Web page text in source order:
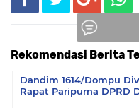
Rekomendasi Berita
Dandim 1614/Dompu
Rapat Paripurna DPRD